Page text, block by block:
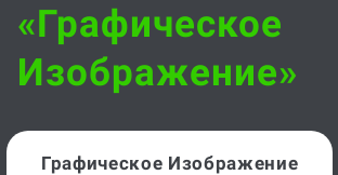
«графическое
Изображение»
Графическое Изображение